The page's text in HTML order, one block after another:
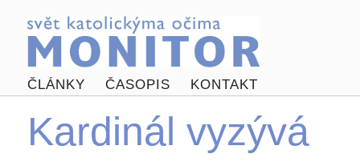
ČLÁNKY ČASOPIS KONTAKT
Kardinál vyzývá